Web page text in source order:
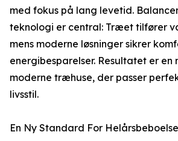
med fokus på lang levetid.
teknologi er central: Træet tilfører
mens moderne løsninger sikrer
energibesparelser. Resultatet er
moderne træhuse, der passer
livsstil.
En Ny Standard For Helårsbeboelse